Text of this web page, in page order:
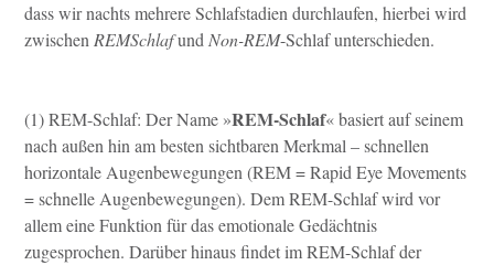
dass wir nachts mehrere Schlafstadien durchlaufen, hierbei wird
zwischenREMSchlafundNon-REM-Schlaf unterschieden.
(1) REM-Schlaf: Der Name »REM-Schlaf« basiert auf seinem
nach außen hin am besten sichtbaren Merkmal – schnellen
horizontale Augenbewegungen (REM = Rapid Eye Movements
= schnelle Augenbewegungen). Dem REM-Schlaf wird vor
allem eine Funktion für das emotionale Gedächtnis
zugesprochen. Darüber hinaus findet im REM-Schlaf der